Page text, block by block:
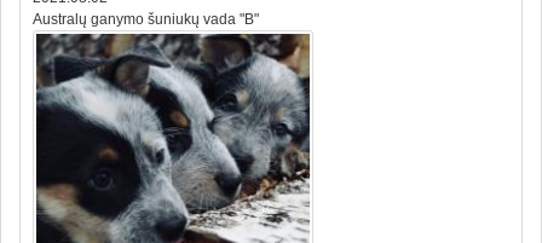
Australų ganymo šuniukų vada "B"